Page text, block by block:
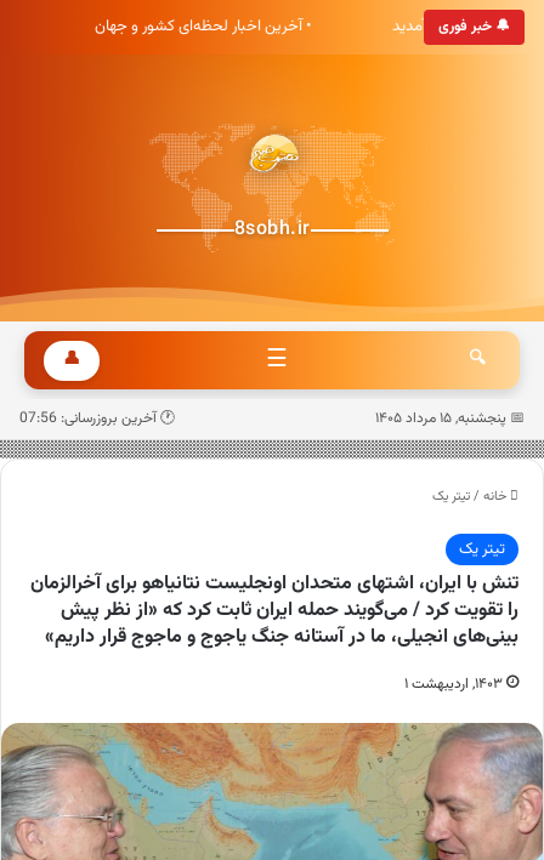
🔔 خبر فوری
هشت صبح خوش آمدید • آخرین اخبار لحظه‌ای کشور و جهان
8sobh.ir
🔍
☰
👤
📅 پنجشنبه, ۱۵ مرداد ۱۴۰۵ 🕐 آخرین بروزرسانی: 07:56
خانه /تیتر یک
تیتر یک
تنش با ایران، اشتهای متحدان اونجلیست نتانیاهو برای آخرالزمان
را تقویت کرد / می‌گویند حمله ایران ثابت کرد که «از نظر پیش
بینی‌های انجیلی، ما در آستانه جنگ یاجوج و ماجوج قرار داریم»
۱۴۰۳, اردیبهشت ۱